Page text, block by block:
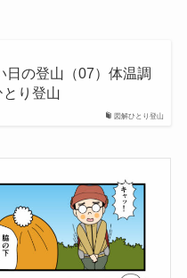
図解ひとり登山
日の登山（07）体温調
り登山